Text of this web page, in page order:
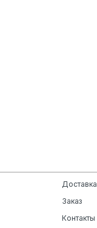
Доставка
Заказ
Контакты